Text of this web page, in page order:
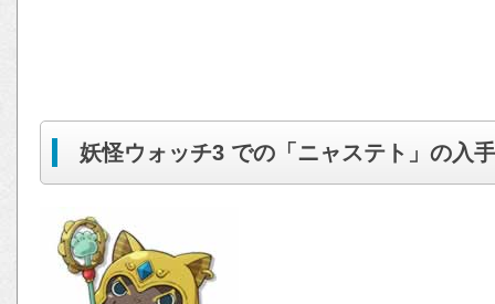
妖怪ウォッチ3 での「ニャステト」の入